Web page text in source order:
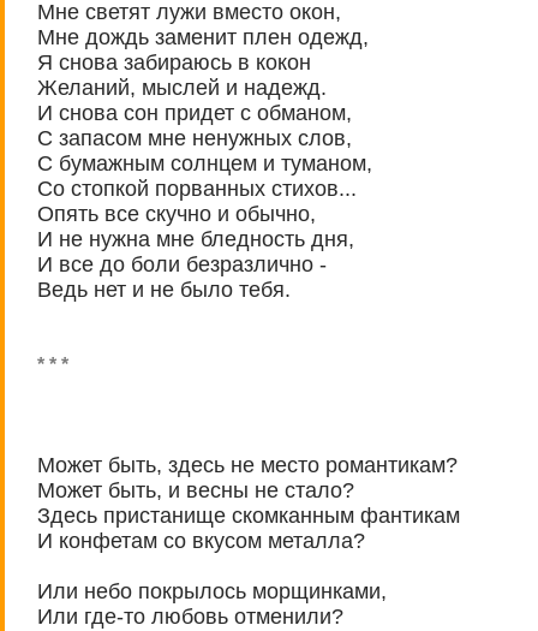
Мне светят лужи вместо окон,
Мне дождь заменит плен одежд,
Я снова забираюсь в кокон
Желаний, мыслей и надежд.
И снова сон придет с обманом,
С запасом мне ненужных слов,
С бумажным солнцем и туманом,
Со стопкой порванных стихов...
Опять все скучно и обычно,
И не нужна мне бледность дня,
И все до боли безразлично -
Ведь нет и не было тебя.
* * *
Может быть, здесь не место романтикам?
Может быть, и весны не стало?
Здесь пристанище скомканным фантикам
И конфетам со вкусом металла?
Или небо покрылось морщинками,
Или где-то любовь отменили?